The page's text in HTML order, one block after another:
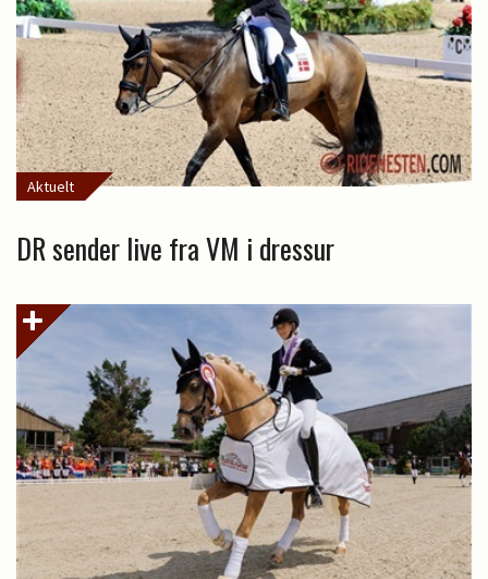
Aktuelt
DR sender live fra VM i dressur